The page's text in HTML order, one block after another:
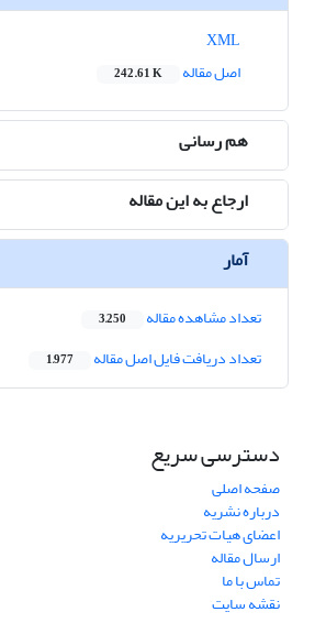
اصل مقاله
242.61 K
هم رسانی
ارجاع به این مقاله
آمار
تعداد مشاهده مقاله 3,250
تعداد دریافت فایل اصل مقاله 1,977
دسترسی سریع
صفحه اصلی
درباره نشریه
اعضای هیات تحریریه
ارسال مقاله
تماس با ما
نقشه سایت